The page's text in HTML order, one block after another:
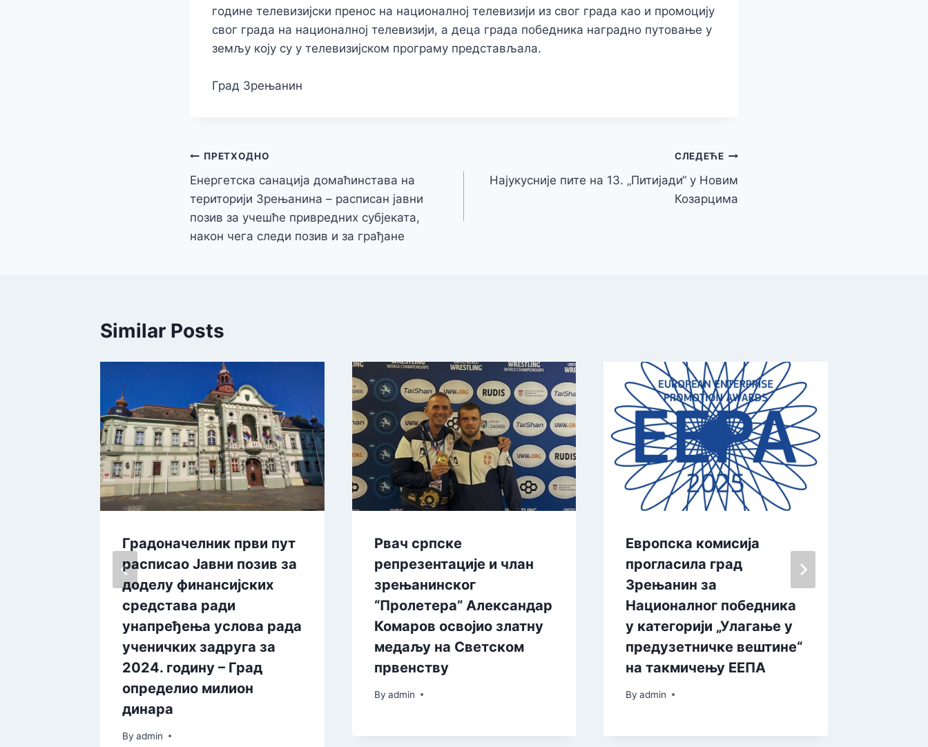
године телевизијски пренос на националној телевизији из свог града као и промоцију
свог града на националној телевизији, а деца града победника наградно путовање у
земљу коју су у телевизијском програму представљала.
Град Зрењанин
Кретање
чланка
ПРЕТХОДНО
Енергетска санација домаћинстава на
територији Зрењанина – расписан јавни
позив за учешће привредних субјеката,
након чега следи позив и за грађане
СЛЕДЕЋЕ
Најукусније пите на 13. „Питијади“ у Новим
Козарцима
Similar Posts
Градоначелник први пут
расписао Јавни позив за
доделу финансијских
средстава ради
унапређења услова рада
ученичких задруга за
2024. годину – Град
определио милион
динара
By admin
Рвач српске
репрезентације и члан
зрењанинског
“Пролетера” Александар
Комаров освојио златну
медаљу на Светском
првенству
By admin
Eвропска комисија
прогласила град
Зрењанин за
Националног победника
у категорији „Улагање у
предузетничке вештине“
на такмичењу EEПA
By admin